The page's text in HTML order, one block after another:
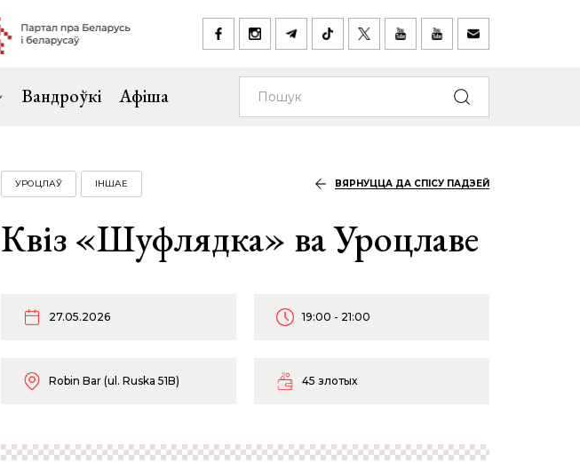
Вандроўкі Афіша
УРОЦЛАЎ ІНШАЕ ВЯРНУЦЦА ДА СПІСУ ПАДЗЕЙ
Квіз «Шуфлядка» ва Уроцлаве
27.05.2026 19:00 - 21:00
Robin Bar (ul. Ruska 51B) 45 злотых